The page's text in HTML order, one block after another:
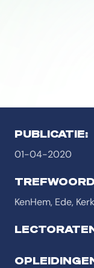
PUBLICATIE:
01-04-2020
KenHem, Ede,